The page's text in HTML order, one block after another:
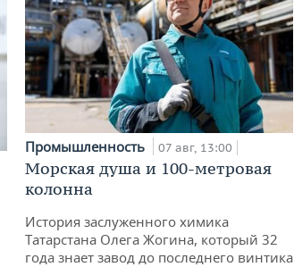
Промышленность 07 авг, 13:00
Морская душа и 100-метровая
колонна
История заслуженного химика
Татарстана Олега Жогина, который 32
года знает завод до последнего винтика